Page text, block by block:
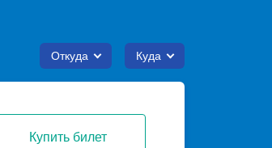
Откуда Куда
Купить билет